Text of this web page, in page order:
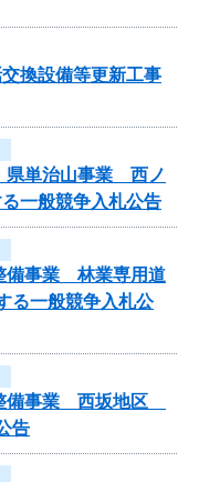
換設備等更新工事
県単治山事業 西ノ
一般競争入札公告
備事業 林業専用道
る一般競争入札公
備事業 西坂地区
告